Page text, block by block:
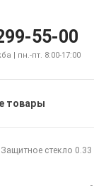
55-00
| пн.-пт. 8:00-17:00
товары
Защитное стекло 0.33